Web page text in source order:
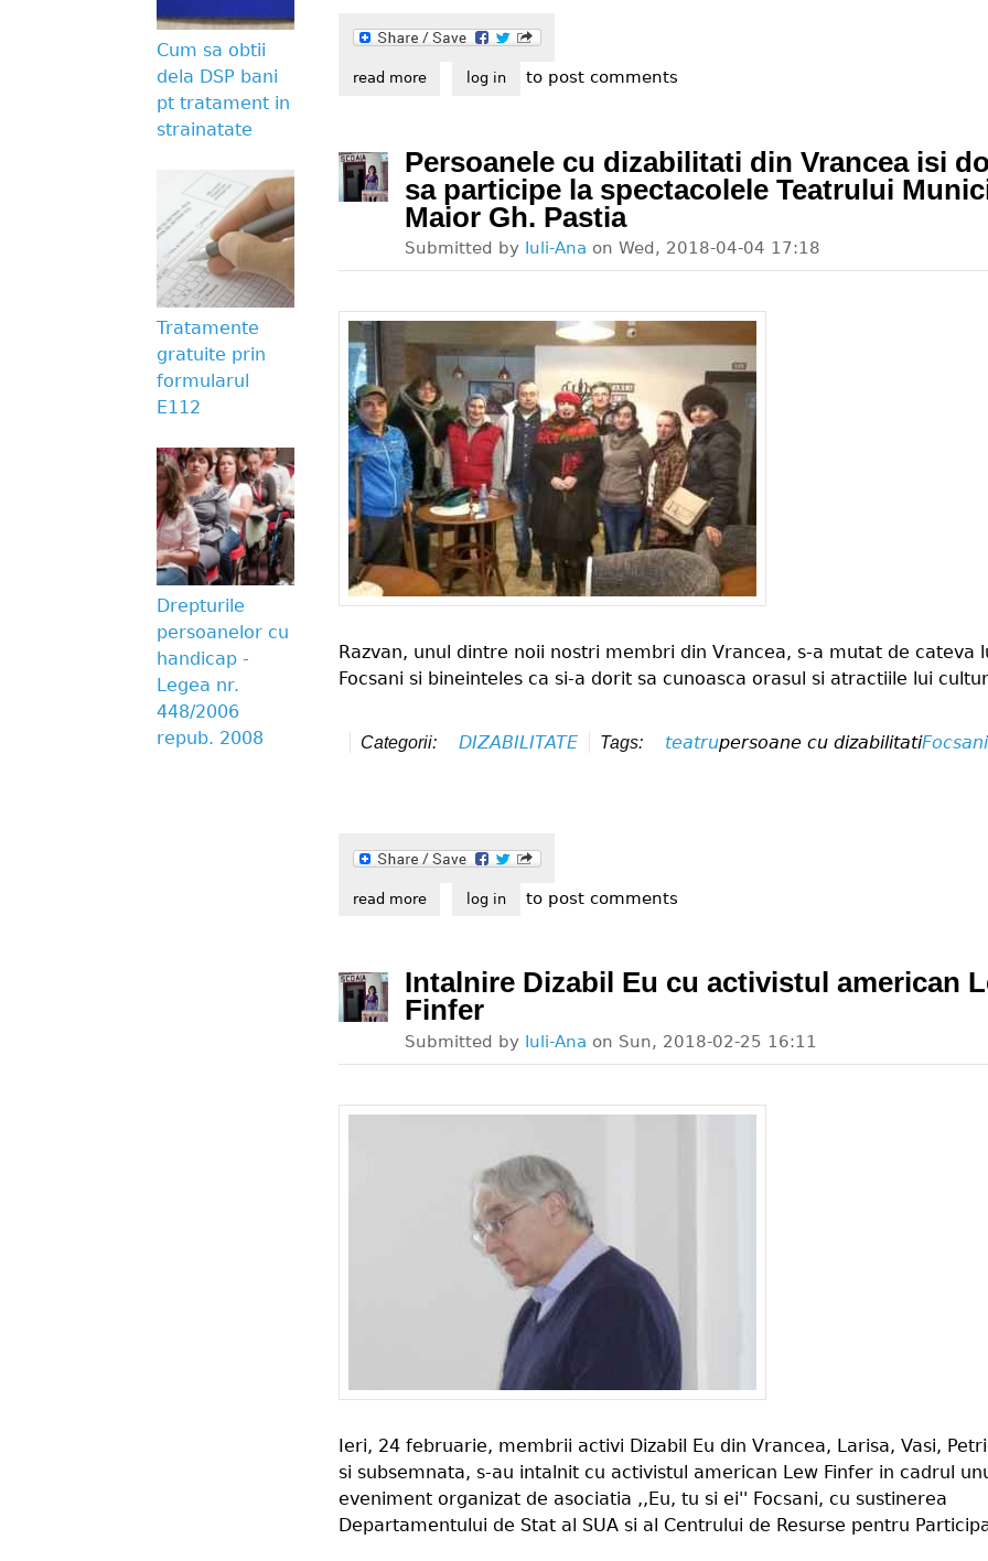
read moreabout competiția națională de biliard în scaun rulant ediția a iv-a
log in to post comments
Persoanele cu dizabilitati din Vrancea isi
sa participe la spectacolele Teatrului
Maior Gh. Pastia
Submitted by Iuli-Ana on Wed, 2018-04-04 17:18
Razvan, unul dintre noii nostri membri din Vrancea, s-a mutat de cateva
Focsani si bineinteles ca si-a dorit sa cunoasca orasul si atractiile lui
Categorii: DIZABILITATE Tags: teatrupersoane cu dizabilitatiFocsani
read moreabout persoanele cu dizabilitati din vrancea isi doresc sa participe la
log in to post comments
Intalnire Dizabil Eu cu activistul american
Finfer
Submitted by Iuli-Ana on Sun, 2018-02-25 16:11
Ieri, 24 februarie, membrii activi Dizabil Eu din Vrancea, Larisa, Vasi,
si subsemnata, s-au intalnit cu activistul american Lew Finfer in cadrul
eveniment organizat de asociatia ,,Eu, tu si ei'' Focsani, cu sustinerea
Departamentului de Stat al SUA si al Centrului de Resurse pentru
Cum sa obtii
dela DSP bani
pt tratament in
strainatate
Tratamente
gratuite prin
formularul
E112
Drepturile
persoanelor cu
handicap -
Legea nr.
448/2006
repub. 2008